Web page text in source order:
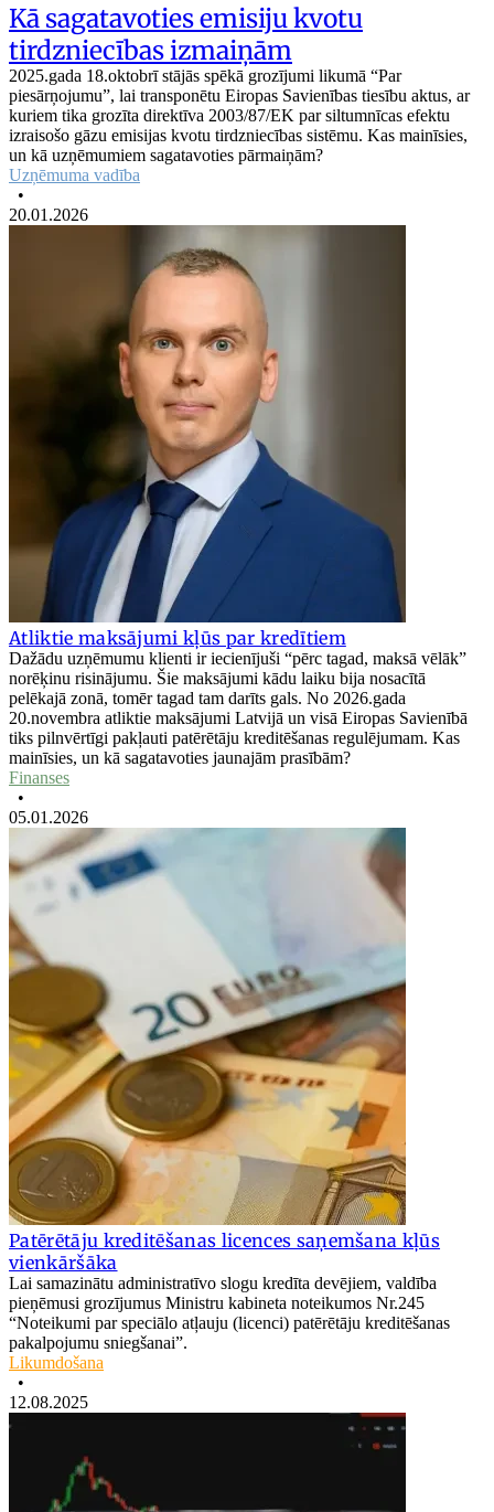
Kā sagatavoties emisiju kvotu
tirdzniecības izmaiņām
2025.gada 18.oktobrī stājās spēkā grozījumi likumā “Par
piesārņojumu”, lai transponētu Eiropas Savienības tiesību aktus, ar
kuriem tika grozīta direktīva 2003/87/EK par siltumnīcas efektu
izraisošo gāzu emisijas kvotu tirdzniecības sistēmu. Kas mainīsies,
un kā uzņēmumiem sagatavoties pārmaiņām?
Uzņēmuma vadība
•
20.01.2026
Atliktie maksājumi kļūs par kredītiem
Dažādu uzņēmumu klienti ir iecienījuši “pērc tagad, maksā vēlāk”
norēķinu risinājumu. Šie maksājumi kādu laiku bija nosacītā
pelēkajā zonā, tomēr tagad tam darīts gals. No 2026.gada
20.novembra atliktie maksājumi Latvijā un visā Eiropas Savienībā
tiks pilnvērtīgi pakļauti patērētāju kreditēšanas regulējumam. Kas
mainīsies, un kā sagatavoties jaunajām prasībām?
Finanses
•
05.01.2026
Patērētāju kreditēšanas licences saņemšana kļūs
vienkāršāka
Lai samazinātu administratīvo slogu kredīta devējiem, valdība
pieņēmusi grozījumus Ministru kabineta noteikumos Nr.245
“Noteikumi par speciālo atļauju (licenci) patērētāju kreditēšanas
pakalpojumu sniegšanai”.
Likumdošana
•
12.08.2025